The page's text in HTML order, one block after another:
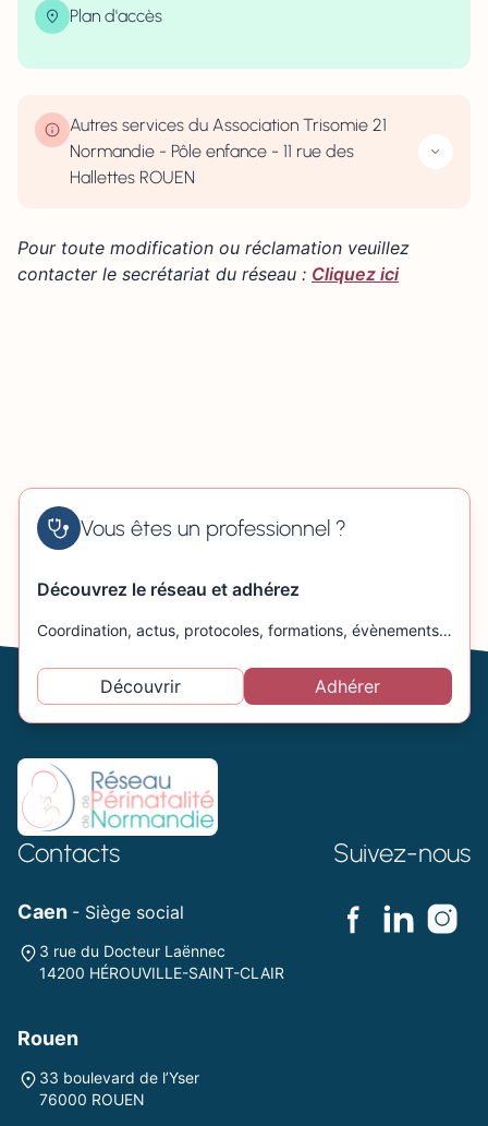
Plan d'accès
×
− Autres services du Association Trisomie 21
Normandie - Pôle enfance - 11 rue des
Hallettes ROUEN
Pour toute modification ou réclamation veuillez
contacter le secrétariat du réseau : Cliquez ici
Vous êtes un professionnel ?
Découvrez le réseau et adhérez
Coordination, actus, protocoles, formations, évènements…
Découvrir Adhérer
Contacts
Caen - Siège social
3 rue du Docteur Laënnec
14200 HÉROUVILLE-SAINT-CLAIR
Rouen
33 boulevard de l’Yser
76000 ROUEN
Suivez-nous